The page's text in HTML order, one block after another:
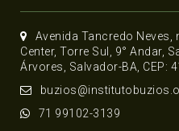
Avenida Tancredo Neves,
Center, Torre Sul, 9° Andar,
Árvores, Salvador-BA, CEP:
71 99102-3139